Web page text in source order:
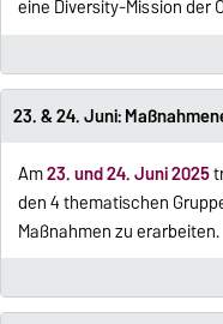
eine Diversity-Mission der
23. & 24. Juni:
Am23. und 24. Juni 2025
den 4 thematischen
Maßnahmen zu erarbeiten.